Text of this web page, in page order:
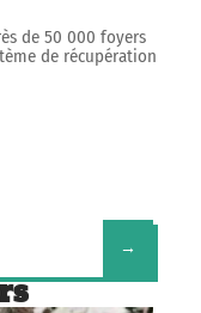
de 50 000 foyers
de récupération